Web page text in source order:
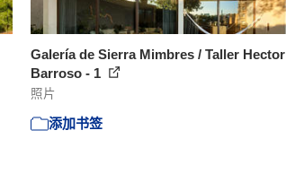
Galería de Sierra Mimbres / Taller Hector
Barroso - 1
照片
添加书签